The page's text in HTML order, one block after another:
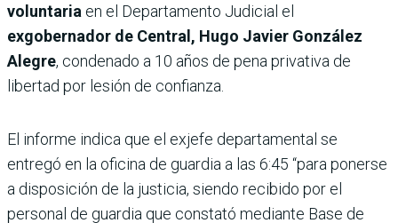
voluntaria en el Departamento Judicial el
exgobernador de Central, Hugo Javier González
Alegre, condenado a 10 años de pena privativa de
libertad por lesión de confianza.
El informe indica que el exjefe departamental se
entregó en la oficina de guardia a las 6:45 “para ponerse
a disposición de la justicia, siendo recibido por el
personal de guardia que constató mediante Base de